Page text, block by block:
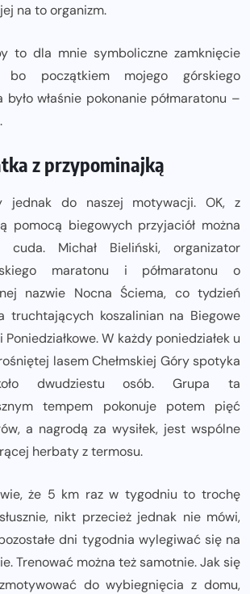
na to organizm.
to dla mnie symboliczne zamknięcie
bo początkiem mojego górskiego
było właśnie pokonanie półmaratonu –
z przypominajką
jednak do naszej motywacji. OK, z
pomocą biegowych przyjaciół można
cuda. Michał Bieliński, organizator
maratonu i półmaratonu o
nazwie Nocna Ściema, co tydzień
truchtających koszalinian na Biegowe
W każdy poniedziałek u
lasem Chełmskiej Góry spotyka
dwudziestu osób. Grupa ta
tempem pokonuje potem pięć
a nagrodą za wysiłek, jest wspólne
herbaty z termosu.
że 5 km raz w tygodniu to trochę
nikt przecież jednak nie mówi,
dni tygodnia wylegiwać się na
Trenować można też samotnie. Jak się
do wybiegnięcia z domu,